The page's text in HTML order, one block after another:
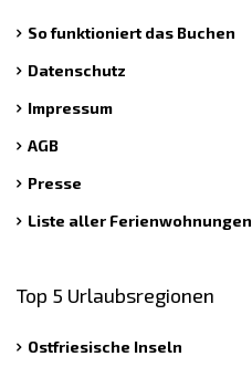
So funktioniert das Buchen
Datenschutz
Impressum
AGB
Presse
Liste aller Ferienwohnungen
Top 5 Urlaubsregionen
Ostfriesische Inseln